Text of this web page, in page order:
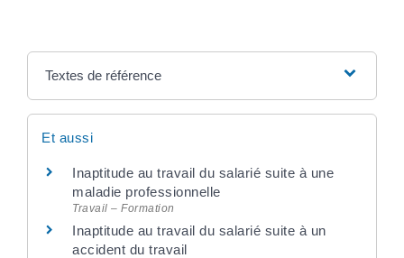
Textes de référence
Et aussi
Inaptitude au travail du salarié suite à une
maladie professionnelle
Travail – Formation
Inaptitude au travail du salarié suite à un
accident du travail